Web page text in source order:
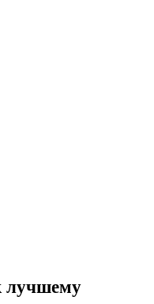
лучшему